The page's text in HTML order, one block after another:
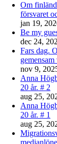
Om
försvaret
jan 19,
Be my
dec 24,
Fars dag.
nov 9,
Anna
20 år. # 2
aug 25,
Anna
20 år. # 1
aug 25,